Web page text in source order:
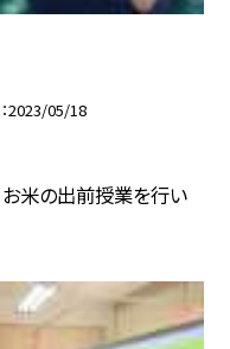
2023/05/18
お米の出前授業を行い